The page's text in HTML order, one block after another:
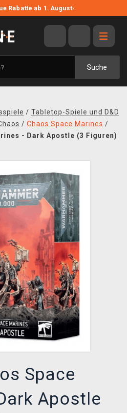
Rabatte ab 1. August›
Suche
/ Tabletop-Spiele und D&D
/ Chaos Space Marines /
- Dark Apostle (3 Figuren)
Space
Apostle